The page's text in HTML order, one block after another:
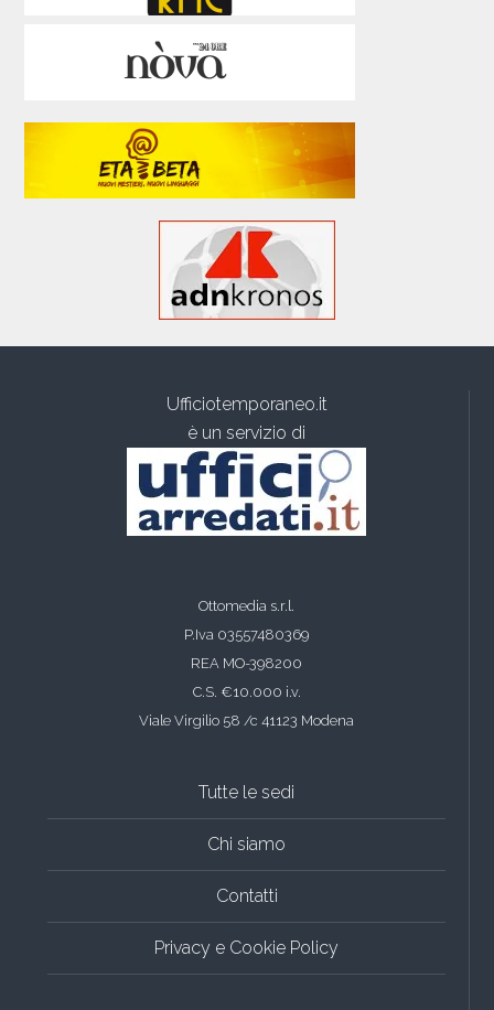
Ufficiotemporaneo.it
è un servizio di
Ottomedia s.r.l.
P.Iva 03557480369
REA MO-398200
C.S. €10.000 i.v.
Viale Virgilio 58 /c 41123 Modena
Tutte le sedi
Chi siamo
Contatti
Privacy e Cookie Policy